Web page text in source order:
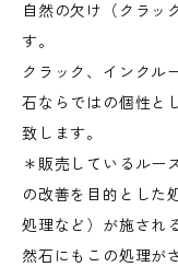
自然の欠け（クラッ
す。
クラック、インクル
石ならではの個性と
致します。
＊販売しているルー
の改善を目的とした
処理など）が施され
然石にもこの処理が